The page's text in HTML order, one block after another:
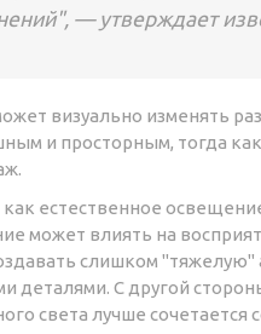
— утверждает
визуально изменять
и просторным, тогда
естественное
может влиять на
слишком
С другой
света лучше